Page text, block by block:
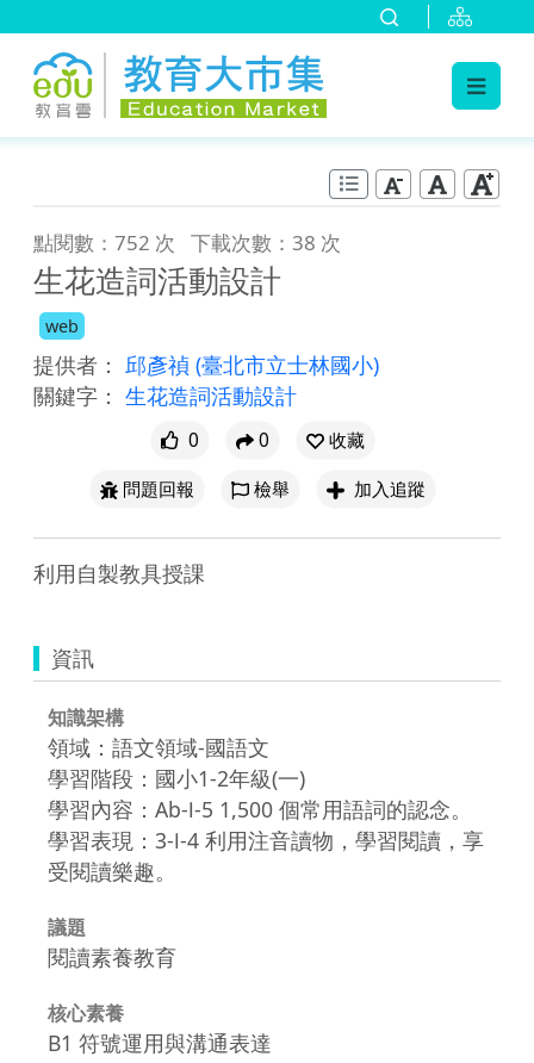
點閱數：752 次 下載次數：38 次
生花造詞活動設計
web
提供者： 邱彥禎 (臺北市立士林國小)
關鍵字： 生花造詞活動設計
0 0
收藏
問題回報
檢舉 加入追蹤
利用自製教具授課
資訊
知識架構
領域：語文領域-國語文
學習階段：國小1-2年級(一)
學習內容：Ab-Ⅰ-5 1,500 個常用語詞的認念。
學習表現：3-Ⅰ-4 利用注音讀物，學習閱讀，享
受閱讀樂趣。
議題
閱讀素養教育
核心素養
B1 符號運用與溝通表達